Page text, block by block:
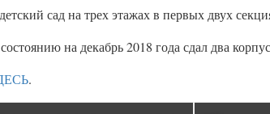
сад на трех этажах в первых двух
на декабрь 2018 года сдал два
.